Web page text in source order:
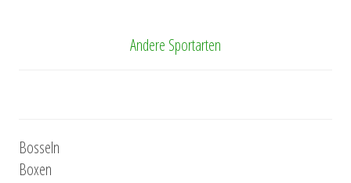
Andere Sportarten
Bosseln
Boxen